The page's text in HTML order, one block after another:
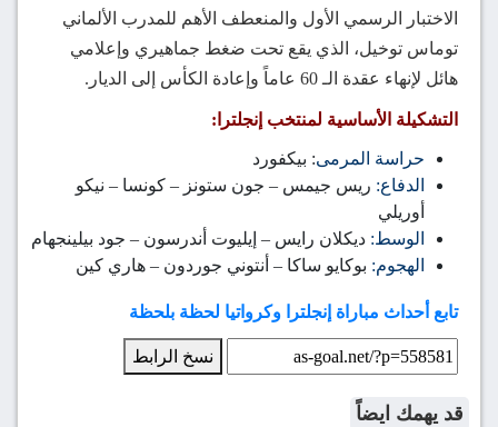
الاختبار الرسمي الأول والمنعطف الأهم للمدرب الألماني
توماس توخيل، الذي يقع تحت ضغط جماهيري وإعلامي
هائل لإنهاء عقدة الـ 60 عاماً وإعادة الكأس إلى الديار.
التشكيلة الأساسية لمنتخب إنجلترا:
حراسة المرمى: بيكفورد
الدفاع: ريس جيمس – جون ستونز – كونسا – نيكو
أوريلي
الوسط: ديكلان رايس – إيليوت أندرسون – جود بيلينجهام
الهجوم: بوكايو ساكا – أنتوني جوردون – هاري كين
تابع أحداث مباراة إنجلترا وكرواتيا لحظة بلحظة
نسخ الرابط
قد يهمك ايضاً